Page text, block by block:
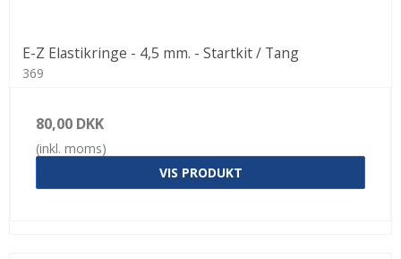
E-Z Elastikringe - 4,5 mm. - Startkit / Tang
369
80,00 DKK
(inkl. moms)
VIS PRODUKT